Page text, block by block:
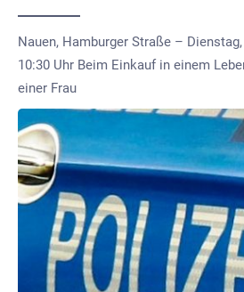
Nauen, Hamburger Straße –
10:30 Uhr Beim Einkauf in einem
einer Frau